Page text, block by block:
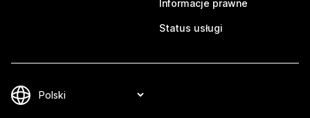
Informacje prawne
Status usługi